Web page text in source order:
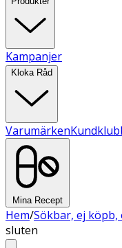
Kampanjer
Kloka Råd
Varumärken
Mina Recept
Hem/Sökbar, ej köpb,
sluten